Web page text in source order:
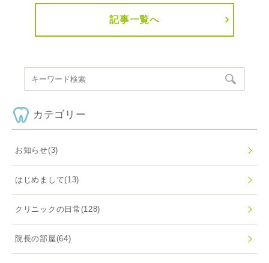
記事一覧へ
カテゴリー
お知らせ(3)
はじめまして(13)
クリニックの日常(128)
院長の部屋(64)